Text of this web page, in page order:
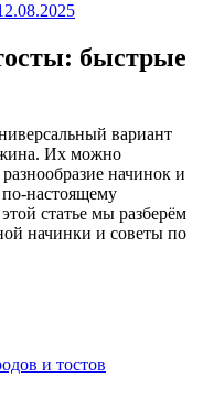
быстрые
вариант
Их можно
начинок и
по-настоящему
статье мы разберём
начинки и советы по
и тостов